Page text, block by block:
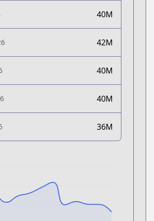
40M
42M
40M
40M
36M